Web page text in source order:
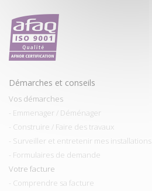
Démarches et conseils
Vos démarches
- Emmenager / Déménager
- Construire / Faire des travaux
- Surveiller et entretenir mes installations
- Formulaires de demande
Votre facture
- Comprendre sa facture